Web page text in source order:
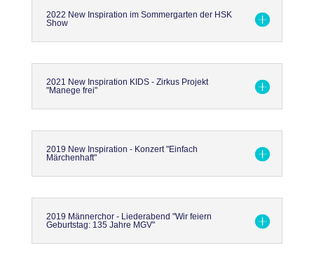
2022 New Inspiration im Sommergarten der HSK
Show
2021 New Inspiration KIDS - Zirkus Projekt
"Manege frei"
2019 New Inspiration - Konzert "Einfach
Märchenhaft"
2019 Männerchor - Liederabend "Wir feiern
Geburtstag: 135 Jahre MGV"